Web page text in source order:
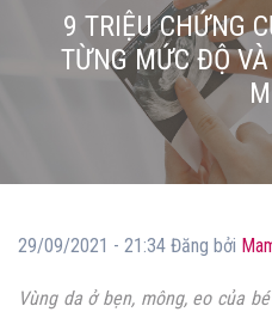
9 TRIỆU CHỨNG
TỪNG MỨC ĐỘ
29/09/2021 - 21:34 Đăng bởi
Vùng da ở bẹn, mông, eo của